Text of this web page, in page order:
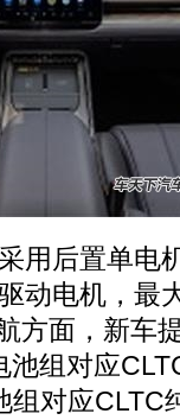
后置单电
动电机，最
方面，新车
组对应
对应CLTC